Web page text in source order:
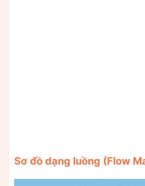
Sơ đồ dạng luồng (Flow